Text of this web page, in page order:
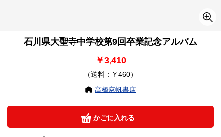
石川県大聖寺中学校第9回卒業記念アルバム
￥3,410
（送料：￥460）
高橋麻帆書店
かごに入れる